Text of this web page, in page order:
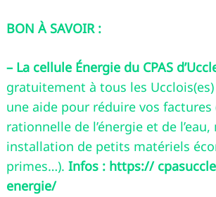
BON À SAVOIR :
– La cellule Énergie du CPAS
gratuitement à tous les
une aide pour réduire vos
rationnelle de l’énergie et de
installation de petits matériels
primes…). Infos : https://
energie/